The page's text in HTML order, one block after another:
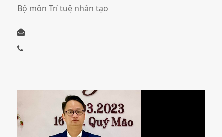
Bộ môn Trí tuệ nhân tạo